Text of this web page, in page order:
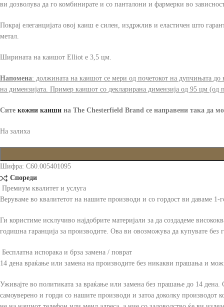
ви дозволува да го комбинирате и со панталони и фармерки во
Покрај елеганцијата овој каиш е силен, издржлив и еластичен што
метал.
Ширината на каишот Elliot е 3,5 цм.
Напомена: должината на каишот се мери од почетокот на дупчињата до
на димензијата. Пример каишот со декларирана димензија од 95 цм
Сите кожни каиши на The Chesterfield Brand се направени така да
На залиха
Шифра: C60.005401095
Спореди
Премиум квалитет и услуга
Веруваме во квалитетот на нашите производи и со гордост ви даваме 1-
Ги користиме исклучиво најдобрите материјали за да создадеме
годишна гаранција за производите. Ова ви овозможува да купувате
Бесплатна испорака и брза замена / поврат
14 дена враќање или замена на производите без никакви прашања и
Уживајте во политиката за враќање или замена без прашање до 14 дена.
самоуверено и горди со нашите производи и затоа доколку производот